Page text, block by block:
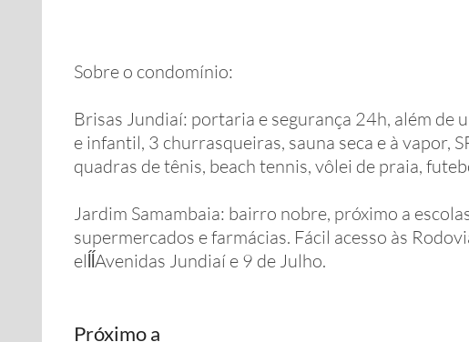
Sobre o condomínio:
Brisas Jundiaí: portaria e segurança 24h, além de
e infantil, 3 churrasqueiras, sauna seca e à vapor,
quadras de tênis, beach tennis, vôlei de praia,
Jardim Samambaia: bairro nobre, próximo a
supermercados e farmácias. Fácil acesso às
elĺĺAvenidas Jundiaí e 9 de Julho.
Próximo a